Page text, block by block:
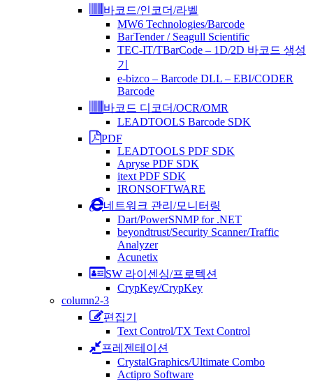
바코드/인코더/라벨
MW6 Technologies/Barcode
BarTender / Seagull Scientific
TEC-IT/TBarCode – 1D/2D 바코드 생성
기
e-bizco – Barcode DLL – EBI/CODER
Barcode
바코드 디코더/OCR/OMR
LEADTOOLS Barcode SDK
PDF
LEADTOOLS PDF SDK
Apryse PDF SDK
itext PDF SDK
IRONSOFTWARE
네트워크 관리/모니터링
Dart/PowerSNMP for .NET
beyondtrust/Security Scanner/Traffic
Analyzer
Acunetix
SW 라이센싱/프로텍션
CrypKey/CrypKey
column2-3
편집기
Text Control/TX Text Control
프레젠테이션
CrystalGraphics/Ultimate Combo
Actipro Software